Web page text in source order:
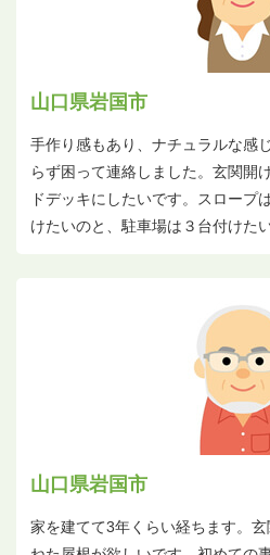
山口県岩国市
手作り感もあり、ナチュラルな感
らず困って連絡しました。玄関開
ドデッキにしたいです。スロープ
けたいのと、駐車場は３台付けたい
山口県岩国市
家を建てて3年くらい経ちます。